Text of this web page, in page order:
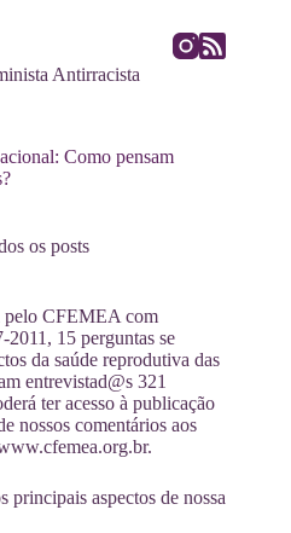
Antirracista
Como pensam
os posts
pelo CFEMEA com
2011, 15 perguntas se
da saúde reprodutiva das
entrevistad@s 321
ter acesso à publicação
nossos comentários aos
principais aspectos de nossa